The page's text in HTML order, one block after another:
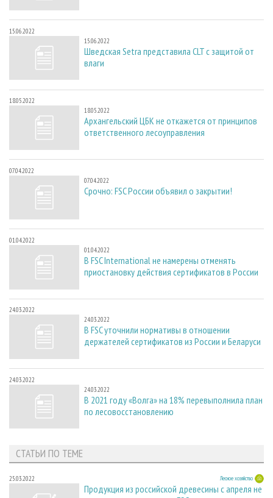
15.06.2022
15.06.2022
Шведская Setra представила CLT с защитой от
влаги
18.05.2022
18.05.2022
Архангельский ЦБК не откажется от принципов
ответственного лесоуправления
07.04.2022
07.04.2022
Срочно: FSC России объявил о закрытии!
01.04.2022
01.04.2022
В FSC International не намерены отменять
приостановку действия сертификатов в России
24.03.2022
24.03.2022
В FSC уточнили нормативы в отношении
держателей сертификатов из России и Беларуси
24.03.2022
24.03.2022
В 2021 году «Волга» на 18% перевыполнила план
по лесовосстановлению
СТАТЬИ ПО ТЕМЕ
25.03.2022 Лесное хозяйство
Продукция из российской древесины с апреля не